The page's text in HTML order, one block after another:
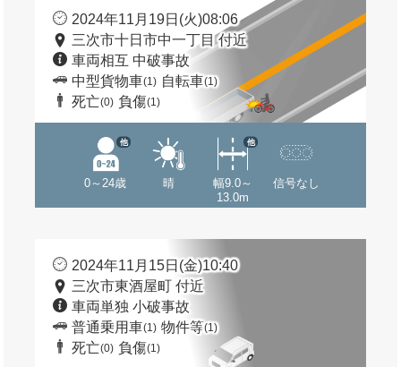
2024年11月19日(火)08:06
三次市十日市中一丁目 付近
車両相互 中破事故
中型貨物車(1) 自転車(1)
死亡(0) 負傷(1)
0～24歳
他
晴
幅9.0～
13.0m
他
信号なし
2024年11月15日(金)10:40
三次市東酒屋町 付近
車両単独 小破事故
普通乗用車(1) 物件等(1)
死亡(0) 負傷(1)